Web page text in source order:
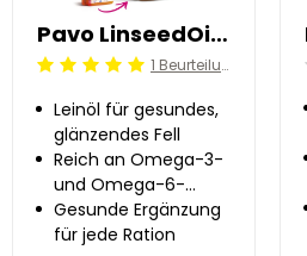
Pavo LinseedOil 1 l
Beoordeling: 5/5 1 Beurteilung
Leinöl für gesundes,
glänzendes Fell
Reich an Omega-3-
und Omega-6-
Fettsäuren
Gesunde Ergänzung
für jede Ration